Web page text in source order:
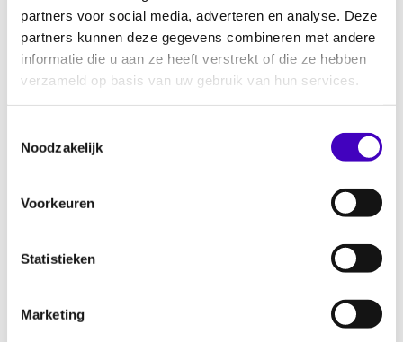
partners voor social media, adverteren en analyse. Deze
partners kunnen deze gegevens combineren met andere
informatie die u aan ze heeft verstrekt of die ze hebben
verzameld op basis van uw gebruik van hun services.
Noodzakelijk
Voorkeuren
Statistieken
Marketing
Soort arbeidscontract/arbeidsduur
Wat kun je doen?
Weet dat discriminatie nooit jouw schuld is.
Denk je dat er in jouw situatie sprake is van
mogelijkheden om advies en ondersteuning te
onderwijsinstelling
Sommige scholen hebben ook een intern